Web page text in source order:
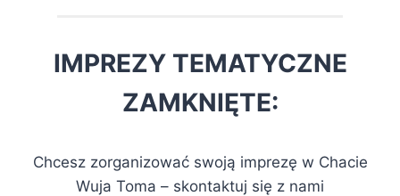
IMPREZY TEMATYCZNE
ZAMKNIĘTE:
Chcesz zorganizować swoją imprezę w Chacie
Wuja Toma – skontaktuj się z nami